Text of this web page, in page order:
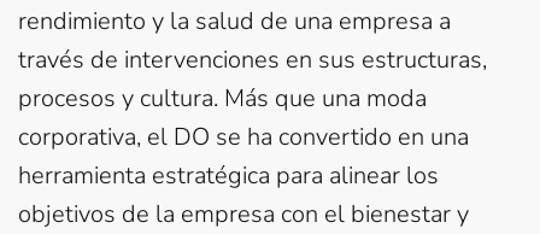
rendimiento y la salud de una empresa a
través de intervenciones en sus estructuras,
procesos y cultura. Más que una moda
corporativa, el DO se ha convertido en una
herramienta estratégica para alinear los
objetivos de la empresa con el bienestar y